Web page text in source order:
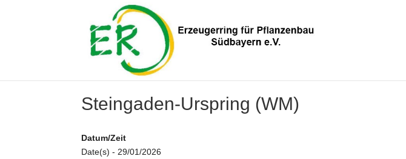
Steingaden-Urspring (WM)
Datum/Zeit
Date(s) - 29/01/2026